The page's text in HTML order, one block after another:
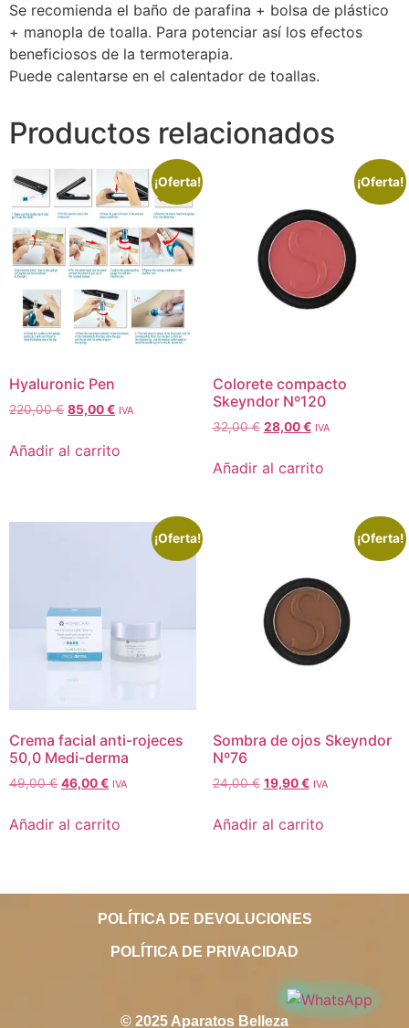
Se recomienda el baño de parafina + bolsa de plástico
+ manopla de toalla. Para potenciar así los efectos
beneficiosos de la termoterapia.
Puede calentarse en el calentador de toallas.
Productos relacionados
¡Oferta!
Hyaluronic Pen
220,00€ 85,00€ IVA
Añadir al carrito
¡Oferta!
Colorete compacto
Skeyndor Nº120
32,00€ 28,00€ IVA
Añadir al carrito
¡Oferta!
Crema facial anti-rojeces
50,0 Medi-derma
49,00€ 46,00€ IVA
Añadir al carrito
¡Oferta!
Sombra de ojos Skeyndor
Nº76
24,00€ 19,90€ IVA
Añadir al carrito
POLÍTICA DE DEVOLUCIONES
POLÍTICA DE PRIVACIDAD
© 2025 Aparatos Belleza